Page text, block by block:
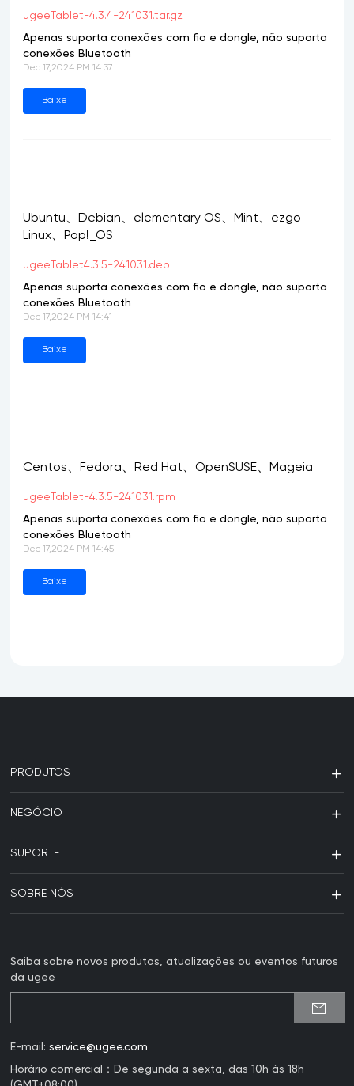
ugeeTablet-4.3.4-241031.tar.gz
Apenas suporta conexões com fio e dongle, não suporta
conexões Bluetooth
Dec 17,2024 PM 14:37
Baixe
Ubuntu、Debian、elementary OS、Mint、ezgo
Linux、Pop!_OS
ugeeTablet4.3.5-241031.deb
Apenas suporta conexões com fio e dongle, não suporta
conexões Bluetooth
Dec 17,2024 PM 14:41
Baixe
Centos、Fedora、Red Hat、OpenSUSE、Mageia
ugeeTablet-4.3.5-241031.rpm
Apenas suporta conexões com fio e dongle, não suporta
conexões Bluetooth
Dec 17,2024 PM 14:45
Baixe
PRODUTOS
NEGÓCIO
SUPORTE
SOBRE NÓS
Saiba sobre novos produtos, atualizações ou eventos futuros
da ugee
E-mail:service@ugee.com
Horário comercial：De segunda a sexta, das 10h às 18h